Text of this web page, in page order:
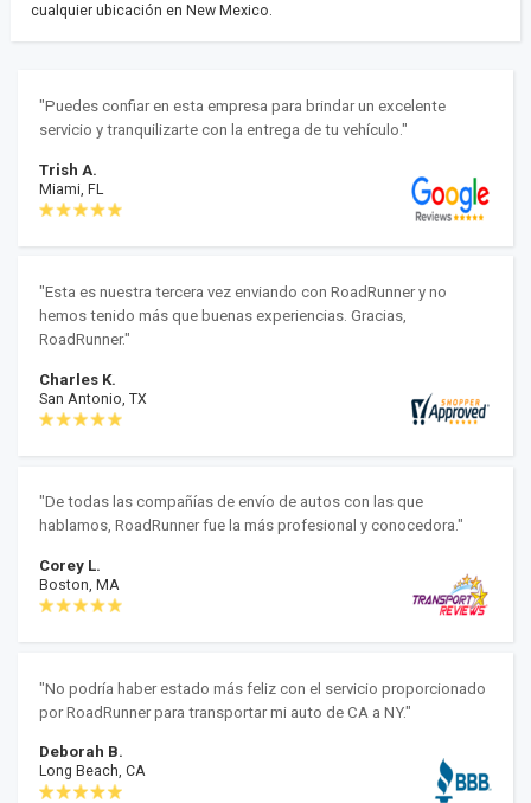
cualquier ubicación en New Mexico.
"Puedes confiar en esta empresa para brindar un excelente
servicio y tranquilizarte con la entrega de tu vehículo."
Trish A.
Miami, FL
"Esta es nuestra tercera vez enviando con RoadRunner y no
hemos tenido más que buenas experiencias. Gracias,
RoadRunner."
Charles K.
San Antonio, TX
"De todas las compañías de envío de autos con las que
hablamos, RoadRunner fue la más profesional y conocedora."
Corey L.
Boston, MA
"No podría haber estado más feliz con el servicio proporcionado
por RoadRunner para transportar mi auto de CA a NY."
Deborah B.
Long Beach, CA